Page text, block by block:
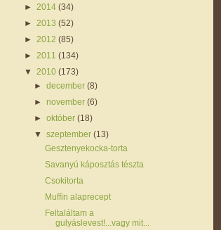
► 2014 (34)
► 2013 (52)
► 2012 (85)
► 2011 (134)
▼ 2010 (173)
►december(8)
►november(6)
►október(18)
▼szeptember(13)
Gesztenyekocka-torta
Savanyú káposztás tészta
Csokitorta
Muffin alaprecept
Feltaláltam a
gulyáslevest!...vagy mit...